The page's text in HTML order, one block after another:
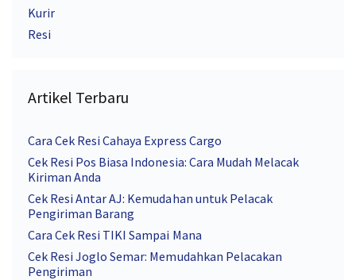
Kurir
Resi
Artikel Terbaru
Cara Cek Resi Cahaya Express Cargo
Cek Resi Pos Biasa Indonesia: Cara Mudah Melacak
Kiriman Anda
Cek Resi Antar AJ: Kemudahan untuk Pelacak
Pengiriman Barang
Cara Cek Resi TIKI Sampai Mana
Cek Resi Joglo Semar: Memudahkan Pelacakan
Pengiriman